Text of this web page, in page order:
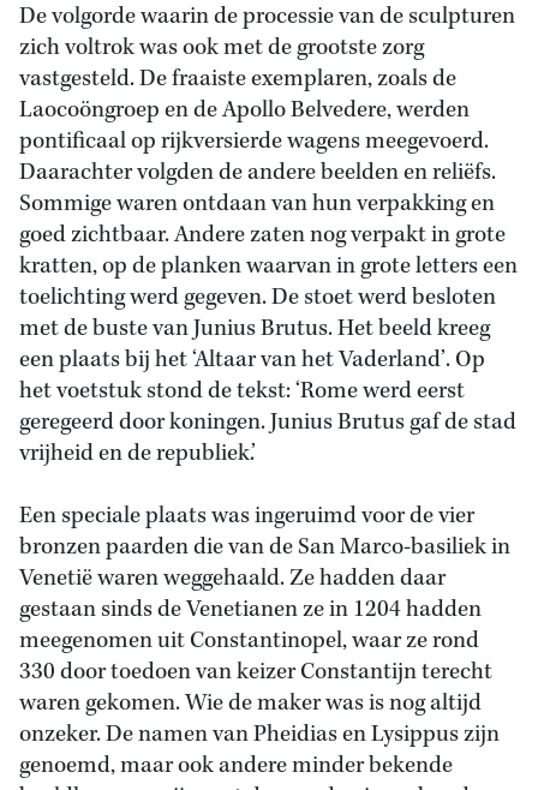
De volgorde waarin de processie van de sculpturen
zich voltrok was ook met de grootste zorg
vastgesteld. De fraaiste exemplaren, zoals de
Laocoöngroep en de Apollo Belvedere, werden
pontificaal op rijkversierde wagens meegevoerd.
Daarachter volgden de andere beelden en reliëfs.
Sommige waren ontdaan van hun verpakking en
goed zichtbaar. Andere zaten nog verpakt in grote
kratten, op de planken waarvan in grote letters een
toelichting werd gegeven. De stoet werd besloten
met de buste van Junius Brutus. Het beeld kreeg
een plaats bij het ‘Altaar van het Vaderland’. Op
het voetstuk stond de tekst: ‘Rome werd eerst
geregeerd door koningen. Junius Brutus gaf de stad
vrijheid en de republiek.’
Een speciale plaats was ingeruimd voor de vier
bronzen paarden die van de San Marco-basiliek in
Venetië waren weggehaald. Ze hadden daar
gestaan sinds de Venetianen ze in 1204 hadden
meegenomen uit Constantinopel, waar ze rond
330 door toedoen van keizer Constantijn terecht
waren gekomen. Wie de maker was is nog altijd
onzeker. De namen van Pheidias en Lysippus zijn
genoemd, maar ook andere minder bekende